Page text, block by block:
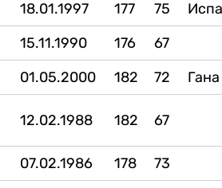
18.01.1997 177 75
15.11.1990 176 67
01.05.2000 182 72 Гана
12.02.1988 182 67
07.02.1986 178 73